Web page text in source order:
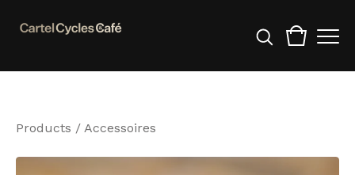
Products / Accessoires